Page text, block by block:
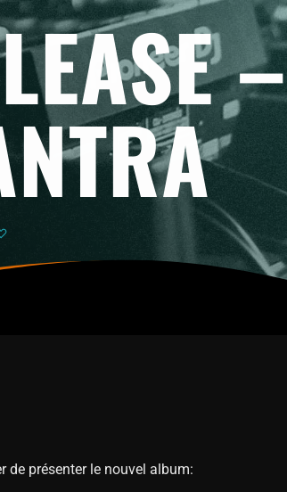
–
de présenter le nouvel album: